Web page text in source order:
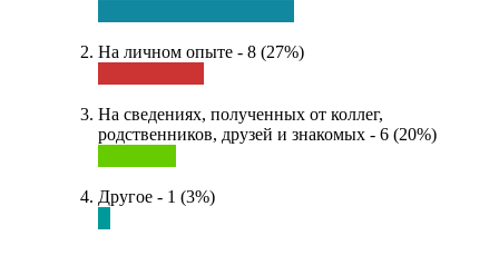
На личном опыте - 8 (27%)
На сведениях, полученных от коллег,
родственников, друзей и знакомых - 6 (20%)
Другое - 1 (3%)